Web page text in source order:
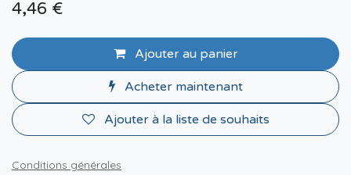
4,46 €
Ajouter au panier
Acheter maintenant
Ajouter à la liste de souhaits
Conditions générales